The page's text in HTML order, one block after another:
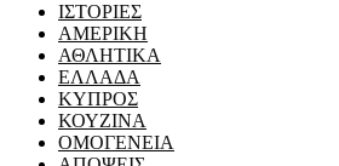
ΙΣΤΟΡΙΕΣ
ΑΜΕΡΙΚΗ
ΑΘΛΗΤΙΚΑ
ΕΛΛΑΔΑ
ΚΥΠΡΟΣ
ΚΟΥΖΙΝΑ
ΟΜΟΓΕΝΕΙΑ